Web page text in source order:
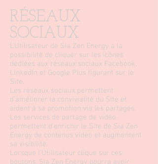
RÉSEAUX
SOCIAUX
L’Utilisateur de Sia Zen Energy a la
possibilité de cliquer sur les icônes
dédiées aux réseaux sociaux Facebook,
LinkedIn et Google Plus figurant sur le
Site.
Les réseaux sociaux permettent
d’améliorer la convivialité du Site et
aident à sa promotion via les partages.
Les services de partage de vidéo
permettent d’enrichir le Site de Sia Zen
Energy de contenus vidéo et augmentent
sa visibilité.
Lorsque l’Utilisateur clique sur ces
boutons, Sia Zen Energy pourra avoir